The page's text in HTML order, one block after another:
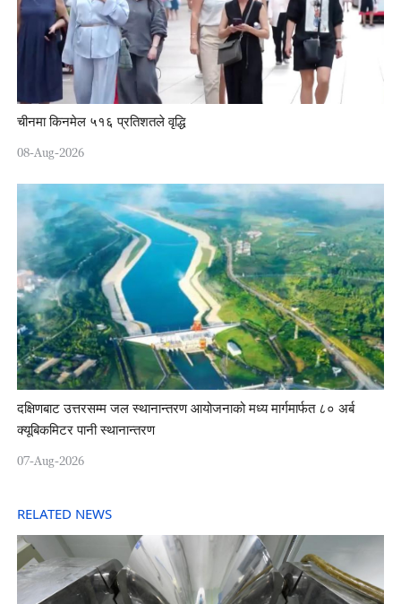
चीनमा किनमेल ५१६ प्रतिशतले वृद्धि
08-Aug-2026
दक्षिणबाट उत्तरसम्म जल स्थानान्तरण आयोजनाको मध्य मार्गमार्फत ८० अर्ब
क्यूबिकमिटर पानी स्थानान्तरण
07-Aug-2026
RELATED NEWS